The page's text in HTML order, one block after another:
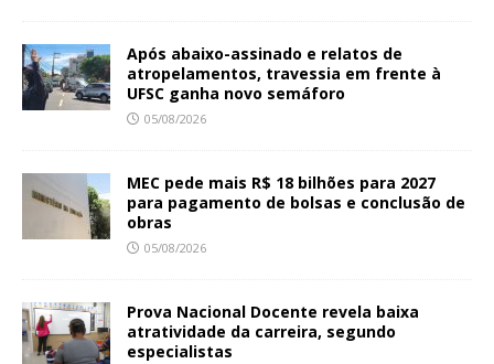
Após abaixo-assinado e relatos de
atropelamentos, travessia em frente à
UFSC ganha novo semáforo
05/08/2026
MEC pede mais R$ 18 bilhões para 2027
para pagamento de bolsas e conclusão de
obras
05/08/2026
Prova Nacional Docente revela baixa
atratividade da carreira, segundo
especialistas